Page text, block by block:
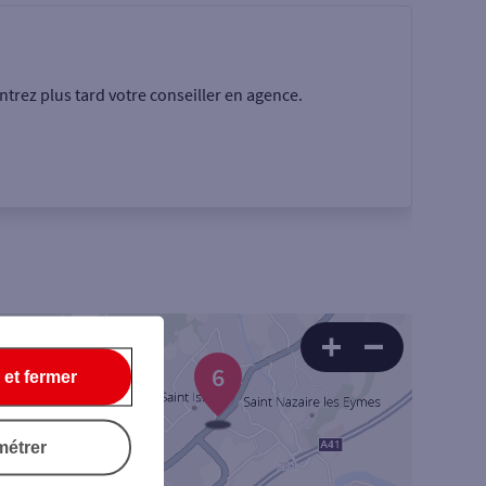
Rechercher
plus tard votre conseiller en agence.
6
fermer